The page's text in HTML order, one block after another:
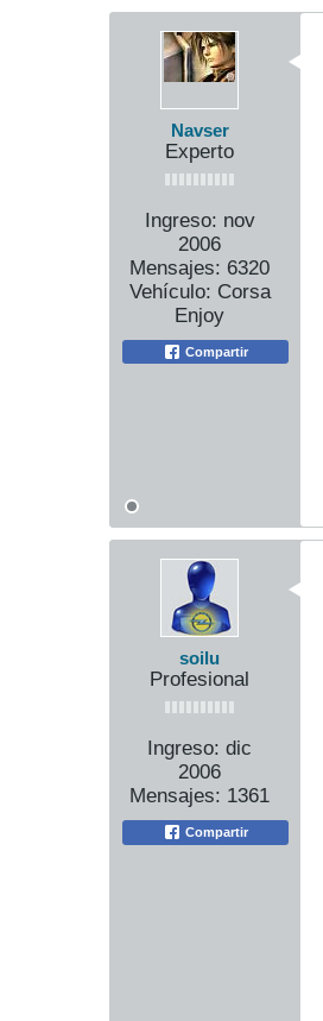
Navser
Experto
Ingreso: nov
2006
Mensajes: 6320
Vehículo: Corsa
Enjoy
Compartir
soilu
Profesional
Ingreso: dic
2006
Mensajes: 1361
Compartir